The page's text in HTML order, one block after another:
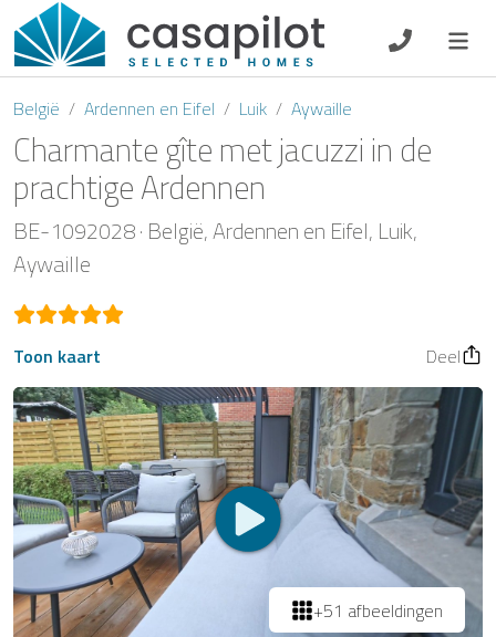
DE EN ES FR
Ontbijt
Voucher
Verhuurder
België Ardennen en Eifel Luik Aywaille
Charmante gîte met jacuzzi in de
prachtige Ardennen
BE-1092028 België Ardennen en Eifel Luik
Aywaille
Toon kaart Deel
+51 afbeeldingen